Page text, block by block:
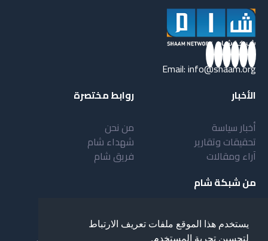
يستخدم هذا الموقع ملفات تعريف الارتباط
لتحسين تجربة المستخدم.
Email:info@shaam.org
الأخبار
أخبار سياسة
تحقيقات وتقارير
آراء ومقالات
روابط مختصرة
من نحن
شهداء شام
فريق شام
من شبكة شام
خدمات شبكة شام
مقدمة عن شبكة شام